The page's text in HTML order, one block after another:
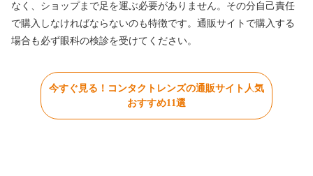
なく、ショップまで足を運ぶ必要がありません。その分自己責任
で購入しなければならないのも特徴です。通販サイトで購入する
場合も必ず眼科の検診を受けてください。
今すぐ見る！コンタクトレンズの通販サイト人気
おすすめ11選